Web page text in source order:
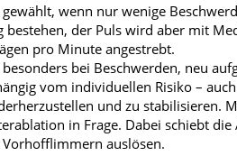
wenn nur wenige
bestehen, der Puls wird aber mit
pro Minute angestrebt.
bei Beschwerden, neu
vom individuellen Risiko –
und zu stabilisieren.
in Frage. Dabei schiebt
auslösen.